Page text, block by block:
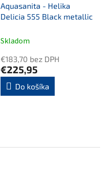
Aquasanita - Helika
Delicia 555 Black metallic
Skladom
€183,70 bez DPH
€225,95
Do košíka